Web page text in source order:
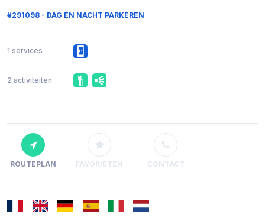
#291098 - DAG EN NACHT PARKEREN
1 services
2 activiteiten
ROUTEPLAN FAVORIETEN CONTACT